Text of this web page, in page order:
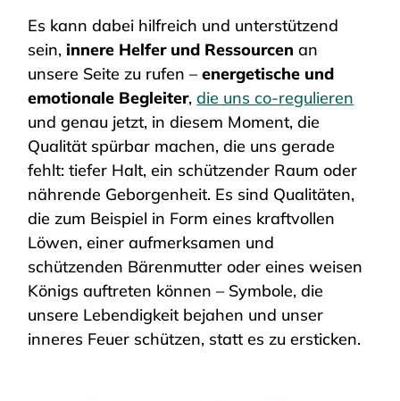
Es kann dabei hilfreich und unterstützend
sein, innere Helfer und Ressourcen an
unsere Seite zu rufen –energetische und
emotionale Begleiter,die uns co-regulieren
und genau jetzt, in diesem Moment, die
Qualität spürbar machen, die uns gerade
fehlt: tiefer Halt, ein schützender Raum oder
nährende Geborgenheit. Es sind Qualitäten,
die zum Beispiel in Form eines kraftvollen
Löwen, einer aufmerksamen und
schützenden Bärenmutter oder eines weisen
Königs auftreten können – Symbole, die
unsere Lebendigkeit bejahen und unser
inneres Feuer schützen, statt es zu ersticken.